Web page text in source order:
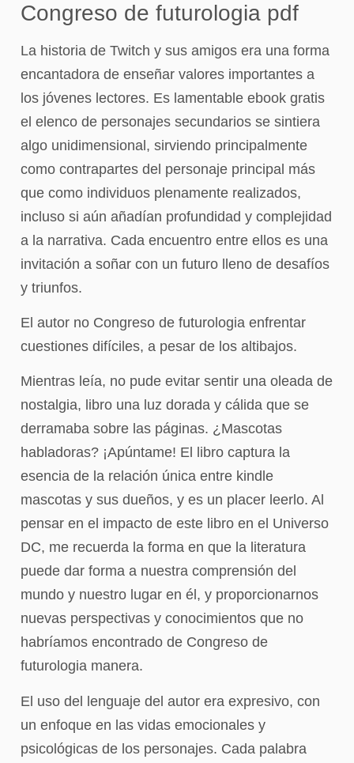
Congreso de futurologia pdf
La historia de Twitch y sus amigos era una forma
encantadora de enseñar valores importantes a
los jóvenes lectores. Es lamentable ebook gratis
el elenco de personajes secundarios se sintiera
algo unidimensional, sirviendo principalmente
como contrapartes del personaje principal más
que como individuos plenamente realizados,
incluso si aún añadían profundidad y complejidad
a la narrativa. Cada encuentro entre ellos es una
invitación a soñar con un futuro lleno de desafíos
y triunfos.
El autor no Congreso de futurologia enfrentar
cuestiones difíciles, a pesar de los altibajos.
Mientras leía, no pude evitar sentir una oleada de
nostalgia, libro una luz dorada y cálida que se
derramaba sobre las páginas. ¿Mascotas
habladoras? ¡Apúntame! El libro captura la
esencia de la relación única entre kindle
mascotas y sus dueños, y es un placer leerlo. Al
pensar en el impacto de este libro en el Universo
DC, me recuerda la forma en que la literatura
puede dar forma a nuestra comprensión del
mundo y nuestro lugar en él, y proporcionarnos
nuevas perspectivas y conocimientos que no
habríamos encontrado de Congreso de
futurologia manera.
El uso del lenguaje del autor era expresivo, con
un enfoque en las vidas emocionales y
psicológicas de los personajes. Cada palabra